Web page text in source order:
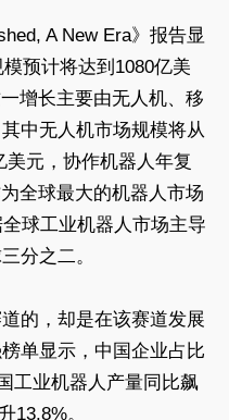
A New Era》报告显
预计将达到‌1080亿美
增长主要由无人机、移
中无人机市场规模将从
美元，协作机器人年复
全球最大的机器人市场
球工业机器人市场主导
分之二。
的，却是在该赛道发展
单显示，中国企业占比
工业机器人产量同比飙
13.8%。